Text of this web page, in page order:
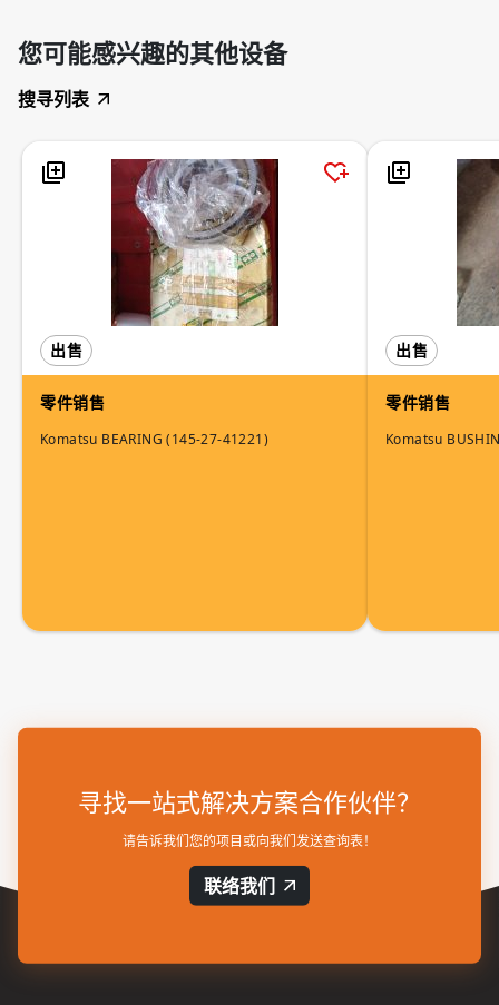
您可能感兴趣的其他设备
搜寻列表
出售
零件销售
Komatsu BEARING (145-27-41221)
出售
零件销售
Komatsu
寻找一站式解决方案合作伙伴？
请告诉我们您的项目或向我们发送查询表！
联络我们